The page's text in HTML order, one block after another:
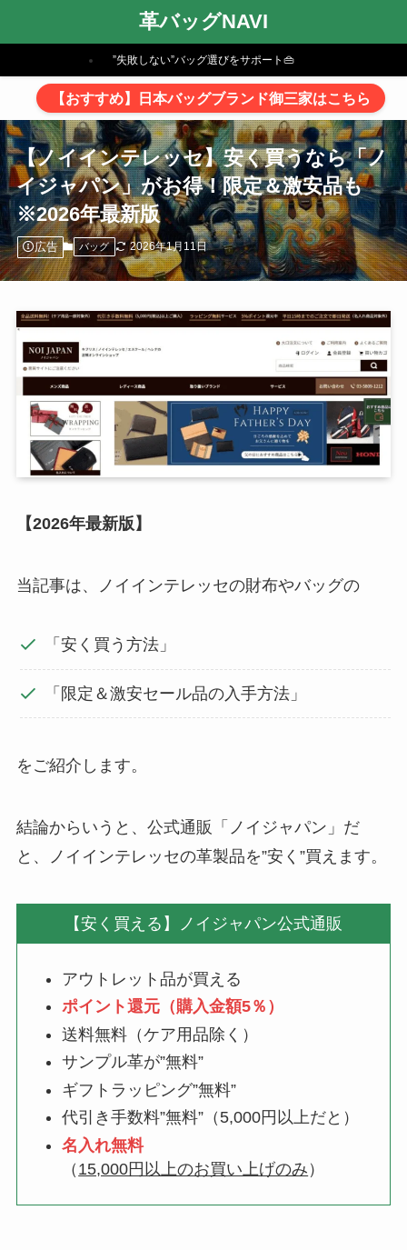
革バッグNAVI
”失敗しない”バッグ選びをサポート👜
【おすすめ】日本バッグブランド御三家はこちら
【ノイインテレッセ】安く買うなら「ノ
イジャパン」がお得！限定＆激安品も
※2026年最新版
広告 バッグ 2026年1月11日
【2026年最新版】
当記事は、ノイインテレッセの財布やバッグの
「安く買う方法」
「限定＆激安セール品の入手方法」
をご紹介します。
結論からいうと、公式通販「ノイジャパン」だ
と、ノイインテレッセの革製品を”安く”買えます。
【安く買える】ノイジャパン公式通販
アウトレット品が買える
ポイント還元（購入金額5％）
送料無料（ケア用品除く）
サンプル革が”無料”
ギフトラッピング”無料”
代引き手数料”無料”（5,000円以上だと）
名入れ無料
（ 15,000円以上のお買い上げのみ ）